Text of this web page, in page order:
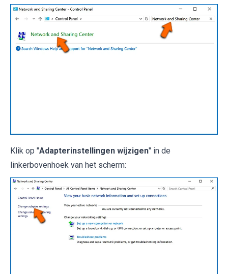
Klik op "Adapterinstellingen wijzigen" in de
linkerbovenhoek van het scherm: